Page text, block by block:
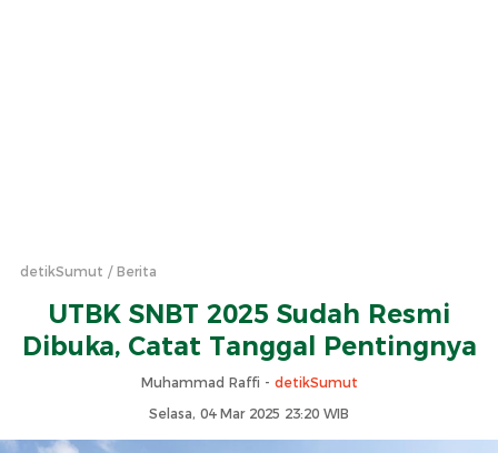
detikSumut Berita
UTBK SNBT 2025 Sudah Resmi
Dibuka, Catat Tanggal Pentingnya
Muhammad Raffi - detikSumut
Selasa, 04 Mar 2025 23:20 WIB